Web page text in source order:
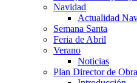
Navidad
Actualidad
Semana Santa
Feria de Abril
Verano
Noticias
Plan Director de